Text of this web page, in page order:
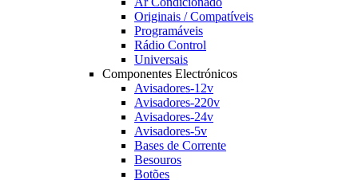
Originais / Compatíveis
Programáveis
Rádio Control
Universais
Componentes Electrónicos
Avisadores-12v
Avisadores-220v
Avisadores-24v
Avisadores-5v
Bases de Corrente
Besouros
Botões